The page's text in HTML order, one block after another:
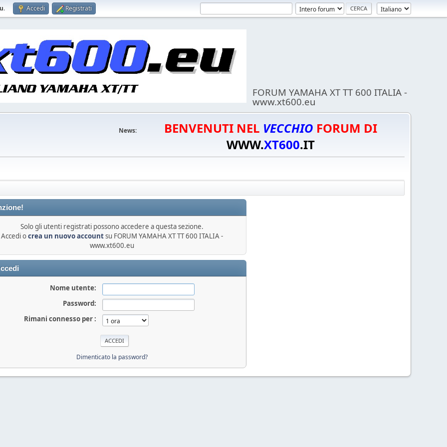
. Accedi Registrati
FORUM YAMAHA XT TT 600 ITALIA -
www.xt600.eu
News: BENVENUTI NEL VECCHIO FORUM DI
WWW.XT600.IT
Solo gli utenti registrati possono accedere a questa sezione.
Accedi ocrea un nuovo accountsu FORUM YAMAHA XT TT 600 ITALIA -
www.xt600.eu
Nome utente:
Password:
Rimani connesso per :
Dimenticato la password?